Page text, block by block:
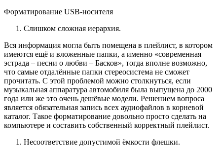
Форматирование USB-носителя
Слишком сложная иерархия.
Вся информация могла быть помещена в плейлист, в котором
имеются ещё и вложенные папки, а именно «современная
эстрада – песни о любви – Басков», тогда вполне возможно,
что самые отдалённые папки стереосистема не сможет
прочитать. С этой проблемой можно столкнуться, если
музыкальная аппаратура автомобиля была выпущена до 2000
года или же это очень дешёвые модели. Решением вопроса
является обязательная запись всех аудиофайлов в корневой
каталог. Такое форматирование довольно просто сделать на
компьютере и составить собственный корректный плейлист.
Несоответствие допустимой ёмкости флешки.